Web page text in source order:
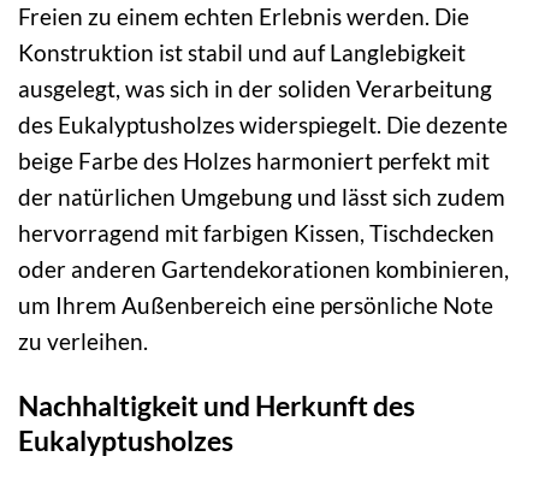
Freien zu einem echten Erlebnis werden. Die
Konstruktion ist stabil und auf Langlebigkeit
ausgelegt, was sich in der soliden Verarbeitung
des Eukalyptusholzes widerspiegelt. Die dezente
beige Farbe des Holzes harmoniert perfekt mit
der natürlichen Umgebung und lässt sich zudem
hervorragend mit farbigen Kissen, Tischdecken
oder anderen Gartendekorationen kombinieren,
um Ihrem Außenbereich eine persönliche Note
zu verleihen.
Nachhaltigkeit und Herkunft des
Eukalyptusholzes